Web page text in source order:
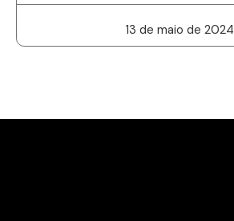
13 de maio de 2024